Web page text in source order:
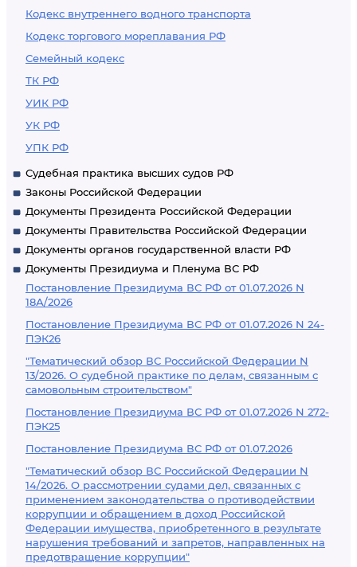
Кодекс внутреннего водного транспорта
Кодекс торгового мореплавания РФ
Семейный кодекс
ТК РФ
УИК РФ
УК РФ
УПК РФ
Судебная практика высших судов РФ
Законы Российской Федерации
Документы Президента Российской Федерации
Документы Правительства Российской Федерации
Документы органов государственной власти РФ
Документы Президиума и Пленума ВС РФ
Постановление Президиума ВС РФ от 01.07.2026 N
18А/2026
Постановление Президиума ВС РФ от 01.07.2026 N 24-
ПЭК26
"Тематический обзор ВС Российской Федерации N
13/2026. О судебной практике по делам, связанным с
самовольным строительством"
Постановление Президиума ВС РФ от 01.07.2026 N 272-
ПЭК25
Постановление Президиума ВС РФ от 01.07.2026
"Тематический обзор ВС Российской Федерации N
14/2026. О рассмотрении судами дел, связанных с
применением законодательства о противодействии
коррупции и обращением в доход Российской
Федерации имущества, приобретенного в результате
нарушения требований и запретов, направленных на
предотвращение коррупции"